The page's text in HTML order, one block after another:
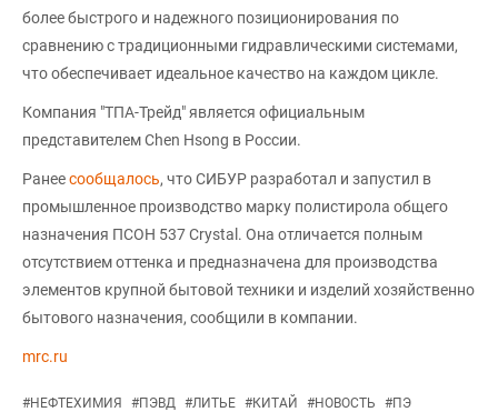
более быстрого и надежного позиционирования по
сравнению с традиционными гидравлическими системами,
что обеспечивает идеальное качество на каждом цикле.
Компания "ТПА-Трейд" является официальным
представителем Chen Hsong в России.
Ранеесообщалось, что СИБУР разработал и запустил в
промышленное производство марку полистирола общего
назначения ПСОН 537 Crystal. Она отличается полным
отсутствием оттенка и предназначена для производства
элементов крупной бытовой техники и изделий хозяйственно
бытового назначения, сообщили в компании.
mrc.ru
#НЕФТЕХИМИЯ #ПЭВД #ЛИТЬЕ #КИТАЙ #НОВОСТЬ #ПЭ